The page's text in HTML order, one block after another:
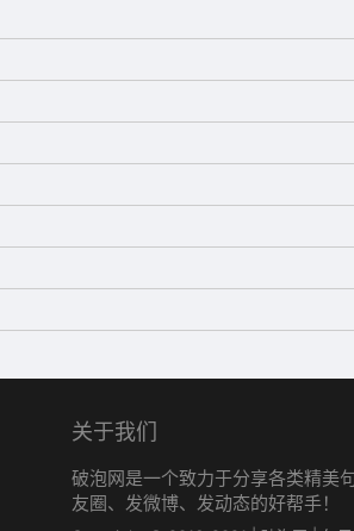
关于我们
破泡网是一个致力于分享各类精美
友圈、发微博、发动态的好帮手！